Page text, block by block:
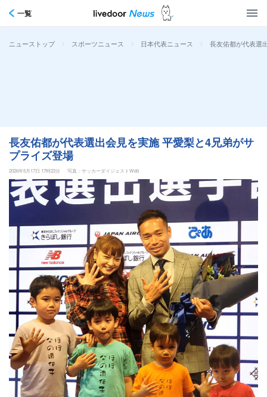
一覧
ニューストップ > スポーツニュース > 日本代表ニュース > 長友佑都が代表選
長友佑都が代表選出会見を実施 平愛梨と4兄弟がサ
プライズ登場
2026年5月17日 17時22分 写真：サッカーダイジェストWeb